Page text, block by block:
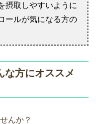
摂取しやすいように
ールが気になる方の
な方にオススメ
んか？